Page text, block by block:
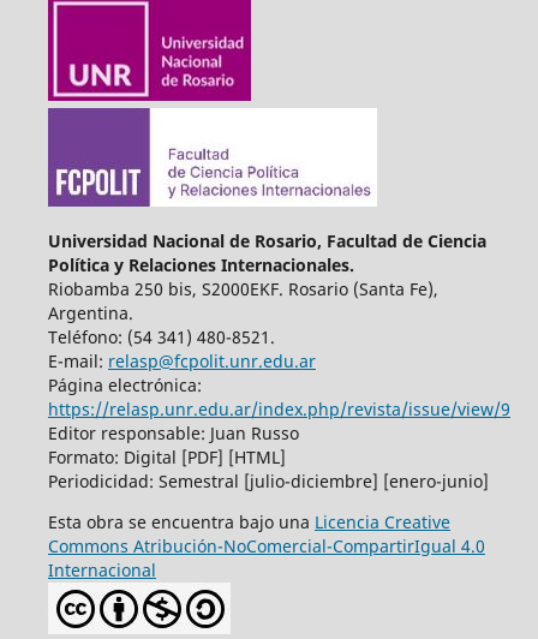
Universidad Nacional de Rosario, Facultad de Ciencia
Política y Relaciones Internacionales.
Riobamba 250 bis, S2000EKF. Rosario (Santa Fe),
Argentina.
Teléfono: (54 341) 480-8521.
E-mail: relasp@fcpolit.unr.edu.ar
Página electrónica:
https://relasp.unr.edu.ar/index.php/revista/issue/view/9
Editor responsable: Juan Russo
Formato: Digital [PDF] [HTML]
Periodicidad: Semestral [julio-diciembre] [enero-junio]
Esta obra se encuentra bajo una Licencia Creative
Commons Atribución-NoComercial-CompartirIgual 4.0
Internacional